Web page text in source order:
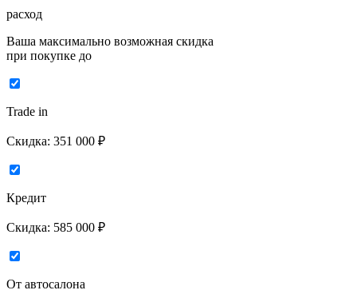
расход
Ваша максимально возможная скидка
при покупке до
Trade in
Скидка: 351 000 ₽
Кредит
Скидка: 585 000 ₽
От автосалона